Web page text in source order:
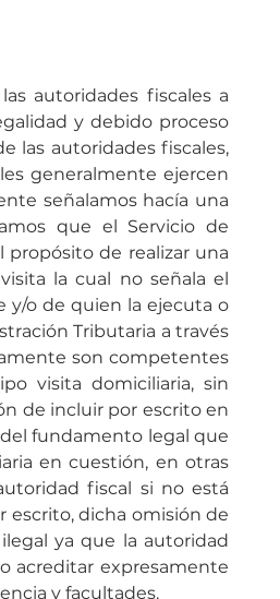
autoridades fiscales a
y debido proceso
las autoridades fiscales,
generalmente ejercen
señalamos hacía una
que el Servicio de
de realizar una
la cual no señala el
y/o de quien la ejecuta o
Tributaria a través
son competentes
visita domiciliaria, sin
de incluir por escrito en
fundamento legal que
en cuestión, en otras
fiscal si no está
dicha omisión de
ya que la autoridad
acreditar expresamente
y facultades.